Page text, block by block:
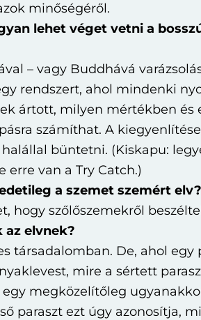
minőségéről.
lehet véget vetni a
– vagy Buddhává
rendszert, ahol mindenki
ártott, milyen mértékben és
számíthat. A
büntetni. (Kiskapu:
erre van a Try Catch.)
a szemet szemért elv?
hogy szőlőszemekről
az elvnek?
társadalomban. De, ahol egy
mire a sértett
megközelítőleg
paraszt ezt úgy azonosítja,